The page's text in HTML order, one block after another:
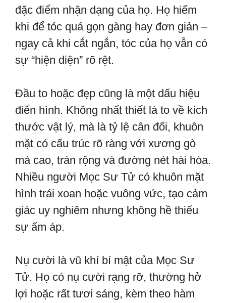
đặc điểm nhận dạng của họ. Họ hiếm
khi để tóc quá gọn gàng hay đơn giản –
ngay cả khi cắt ngắn, tóc của họ vẫn có
sự “hiện diện” rõ rệt.
Đầu to hoặc đẹp cũng là một dấu hiệu
điển hình. Không nhất thiết là to về kích
thước vật lý, mà là tỷ lệ cân đối, khuôn
mặt có cấu trúc rõ ràng với xương gò
má cao, trán rộng và đường nét hài hòa.
Nhiều người Mọc Sư Tử có khuôn mặt
hình trái xoan hoặc vuông vức, tạo cảm
giác uy nghiêm nhưng không hề thiếu
sự ấm áp.
Nụ cười là vũ khí bí mật của Mọc Sư
Tử. Họ có nụ cười rạng rỡ, thường hở
lợi hoặc rất tươi sáng, kèm theo hàm